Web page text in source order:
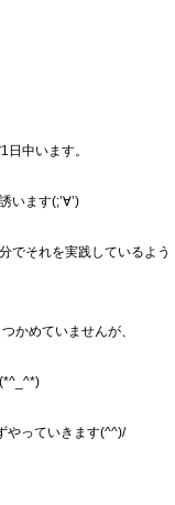
中います。
います(;’∀’)
でそれを実践しているよう
かめていませんが、
やっていきます(^^)/